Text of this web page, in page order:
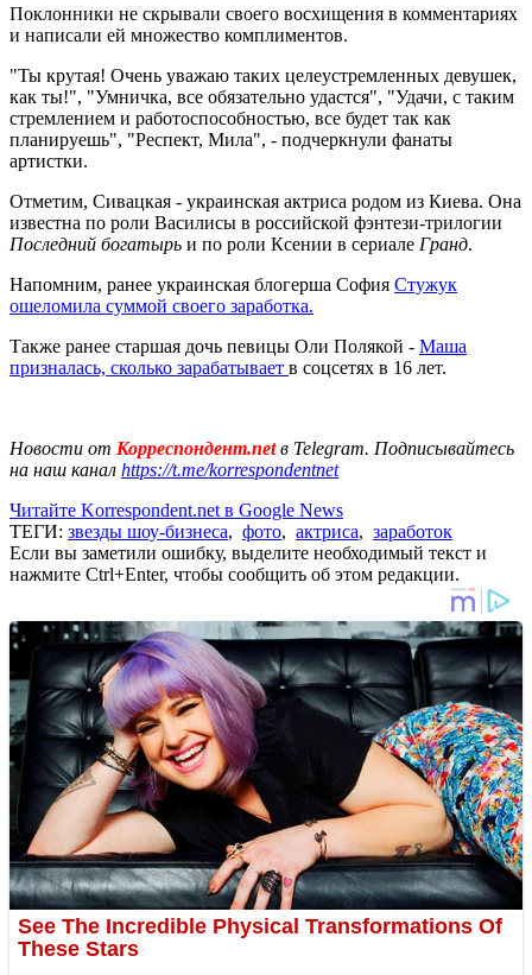
Поклонники не скрывали своего восхищения в комментариях
и написали ей множество комплиментов.
"Ты крутая! Очень уважаю таких целеустремленных девушек,
как ты!", "Умничка, все обязательно удастся", "Удачи, с таким
стремлением и работоспособностью, все будет так как
планируешь", "Респект, Мила", - подчеркнули фанаты
артистки.
Отметим, Сивацкая - украинская актриса родом из Киева. Она
известна по роли Василисы в российской фэнтези-трилогии
Последний богатырь и по роли Ксении в сериале Гранд.
Напомним, ранее украинская блогерша София Стужук
ошеломила суммой своего заработка.
Также ранее старшая дочь певицы Оли Полякой - Маша
призналась, сколько зарабатывает в соцсетях в 16 лет.
Новости от Корреспондент.netв Telegram. Подписывайтесь
на наш канал https://t.me/korrespondentnet
Читайте Korrespondent.net в Google News
ТЕГИ: звезды шоу-бизнеса, фото, актриса, заработок
Если вы заметили ошибку, выделите необходимый текст и
нажмите Ctrl+Enter, чтобы сообщить об этом редакции.